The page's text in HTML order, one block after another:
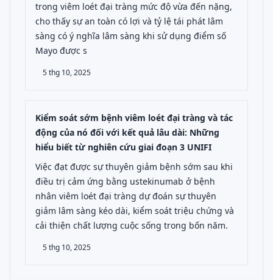
trong viêm loét đại tràng mức độ vừa đến nặng,
cho thấy sự an toàn có lợi và tỷ lệ tái phát lâm
sàng có ý nghĩa lâm sàng khi sử dụng điểm số
Mayo được s
5 thg 10, 2025
Kiểm soát sớm bệnh viêm loét đại tràng và tác
động của nó đối với kết quả lâu dài: Những
hiểu biết từ nghiên cứu giai đoạn 3 UNIFI
Việc đạt được sự thuyên giảm bệnh sớm sau khi
điều trị cảm ứng bằng ustekinumab ở bệnh
nhân viêm loét đại tràng dự đoán sự thuyên
giảm lâm sàng kéo dài, kiểm soát triệu chứng và
cải thiện chất lượng cuộc sống trong bốn năm.
5 thg 10, 2025